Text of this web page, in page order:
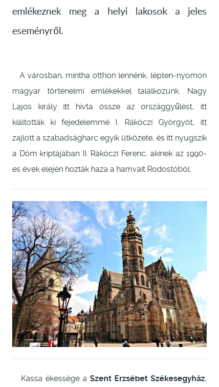
emlékeznek meg a helyi lakosok a jeles
eseményről.
A városban, mintha otthon lennénk, lépten-nyomon
magyar történelmi emlékekkel találkozunk. Nagy
Lajos király itt hívta össze az országgyűlést, itt
kiáltották ki fejedelemmé I. Rákóczi Györgyöt, itt
zajlott a szabadságharc egyik ütközete, és itt nyugszik
a Dóm kriptájában II. Rákóczi Ferenc, akinek az 1990-
es évek elején hozták haza a hamvait Rodostóból.
Kassa ékessége a Szent Erzsébet Székesegyház,